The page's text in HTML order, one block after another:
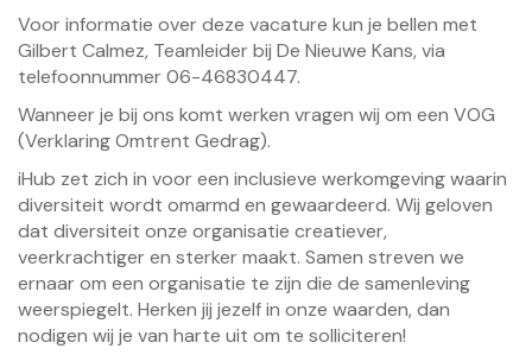
Voor informatie over deze vacature kun je bellen met
Gilbert Calmez, Teamleider bij De Nieuwe Kans, via
telefoonnummer 06-46830447.
Wanneer je bij ons komt werken vragen wij om een VOG
(Verklaring Omtrent Gedrag).
iHub zet zich in voor een inclusieve werkomgeving waarin
diversiteit wordt omarmd en gewaardeerd. Wij geloven
dat diversiteit onze organisatie creatiever,
veerkrachtiger en sterker maakt. Samen streven we
ernaar om een organisatie te zijn die de samenleving
weerspiegelt. Herken jij jezelf in onze waarden, dan
nodigen wij je van harte uit om te solliciteren!